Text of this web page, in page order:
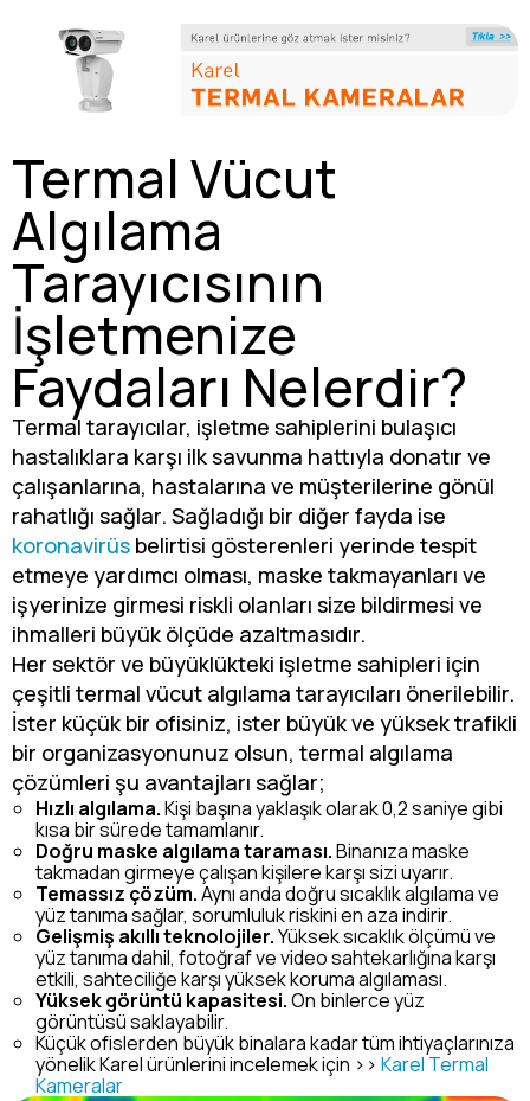
Termal Vücut
Algılama
Tarayıcısının
İşletmenize
Faydaları Nelerdir?
Termal tarayıcılar, işletme sahiplerini bulaşıcı
hastalıklara karşı ilk savunma hattıyla donatır ve
çalışanlarına, hastalarına ve müşterilerine gönül
rahatlığı sağlar. Sağladığı bir diğer fayda ise
koronavirüs belirtisi gösterenleri yerinde tespit
etmeye yardımcı olması, maske takmayanları ve
işyerinize girmesi riskli olanları size bildirmesi ve
ihmalleri büyük ölçüde azaltmasıdır.
Her sektör ve büyüklükteki işletme sahipleri için
çeşitli termal vücut algılama tarayıcıları önerilebilir.
İster küçük bir ofisiniz, ister büyük ve yüksek trafikli
bir organizasyonunuz olsun, termal algılama
çözümleri şu avantajları sağlar;
Hızlı algılama.Kişi başına yaklaşık olarak 0,2 saniye gibi
kısa bir sürede tamamlanır.
Doğru maske algılama taraması.Binanıza maske
takmadan girmeye çalışan kişilere karşı sizi uyarır.
Temassız çözüm.Aynı anda doğru sıcaklık algılama ve
yüz tanıma sağlar, sorumluluk riskini en aza indirir.
Gelişmiş akıllı teknolojiler.Yüksek sıcaklık ölçümü ve
yüz tanıma dahil, fotoğraf ve video sahtekarlığına karşı
etkili, sahteciliğe karşı yüksek koruma algılaması.
Yüksek görüntü kapasitesi.On binlerce yüz
görüntüsü saklayabilir.
Küçük ofislerden büyük binalara kadar tüm ihtiyaçlarınıza
yönelik Karel ürünlerini incelemek için >> Karel Termal
Kameralar